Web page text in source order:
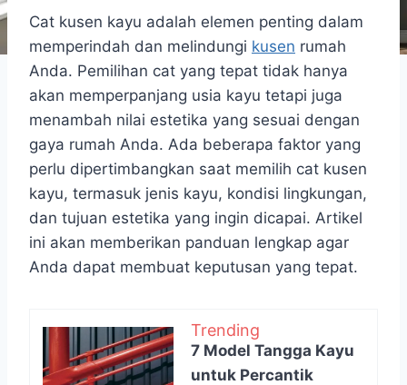
Cat kusen kayu adalah elemen penting dalam
memperindah dan melindungi kusen rumah
Anda. Pemilihan cat yang tepat tidak hanya
akan memperpanjang usia kayu tetapi juga
menambah nilai estetika yang sesuai dengan
gaya rumah Anda. Ada beberapa faktor yang
perlu dipertimbangkan saat memilih cat kusen
kayu, termasuk jenis kayu, kondisi lingkungan,
dan tujuan estetika yang ingin dicapai. Artikel
ini akan memberikan panduan lengkap agar
Anda dapat membuat keputusan yang tepat.
Trending
7 Model Tangga Kayu
untuk Percantik